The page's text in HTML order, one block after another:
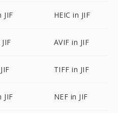
JIF HEIC in JIF
AVIF in JIF
TIFF in JIF
JIF NEF in JIF